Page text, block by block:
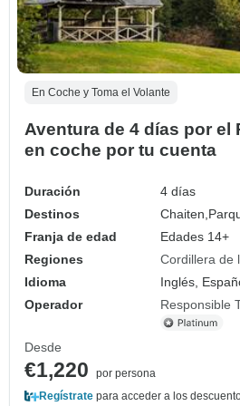
En Coche y Toma el Volante
Aventura de 4 días por el
en coche por tu cuenta
Duración
4 días
Destinos
Chaiten,
Franja de edad
Edades 14+
Regiones
Cordillera de
Idioma
Inglés,
Operador
Responsible
Desde
€1,220
por persona
Regístrate para acceder a los